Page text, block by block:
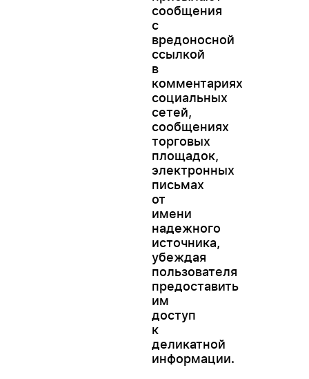
сообщения
с
вредоносной
ссылкой
в
комментариях
социальных
сетей,
сообщениях
торговых
площадок,
электронных
письмах
от
имени
надежного
источника,
убеждая
пользователя
предоставить
им
доступ
к
деликатной
информации.